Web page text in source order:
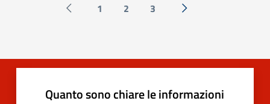
Pagina precedente
1 2 3 Successiva »
Quanto sono chiare le informazioni